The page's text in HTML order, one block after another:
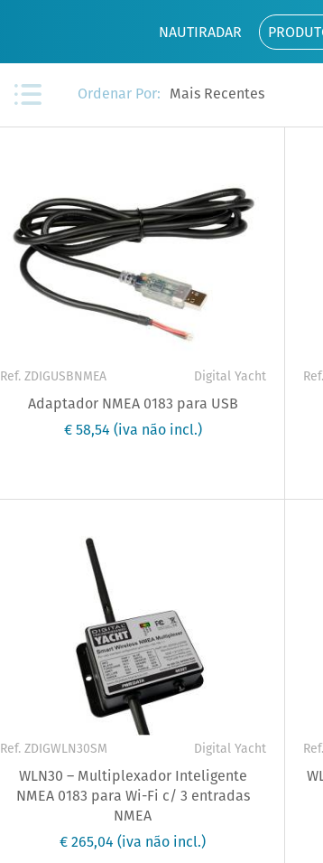
NAUTIRADAR
Ordenar Por: Mais Recentes
Ref. ZDIGUSBNMEA Digital Yacht
Adaptador NMEA 0183 para USB
€ 58,54 (iva não incl.)
Ref. ZDIGWLN30SM Digital Yacht
WLN30 – Multiplexador Inteligente
NMEA 0183 para Wi-Fi c/ 3 entradas
NMEA
€ 265,04(iva não incl.)